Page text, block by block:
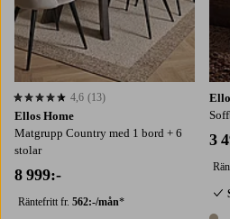
Ellos Home
Matgrupp Country med 1 bord + 6
stolar
8 999:-
Räntefritt fr. 562:-/mån*
4,6 baserat på 13 st betyg
4,6 (13)
3